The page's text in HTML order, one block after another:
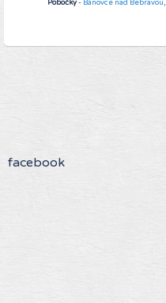
Pobočky- Bánovce nad Bebravou,
facebook